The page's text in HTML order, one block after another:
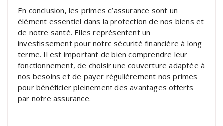
En conclusion, les primes d’assurance sont un
élément essentiel dans la protection de nos biens et
de notre santé. Elles représentent un
investissement pour notre sécurité financière à long
terme. Il est important de bien comprendre leur
fonctionnement, de choisir une couverture adaptée à
nos besoins et de payer régulièrement nos primes
pour bénéficier pleinement des avantages offerts
par notre assurance.